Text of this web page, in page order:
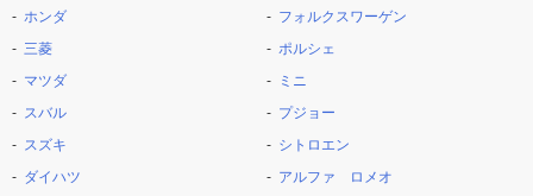
ホンダ
三菱
マツダ
スバル
スズキ
ダイハツ
フォルクスワーゲン
ポルシェ
ミニ
プジョー
シトロエン
アルファ ロメオ